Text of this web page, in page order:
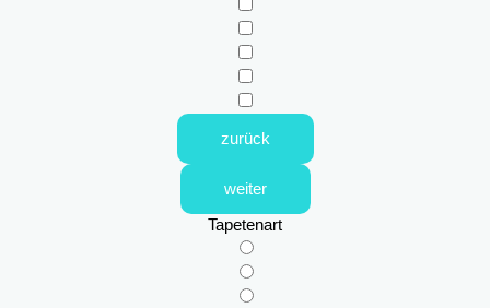
zurück
weiter
Tapetenart